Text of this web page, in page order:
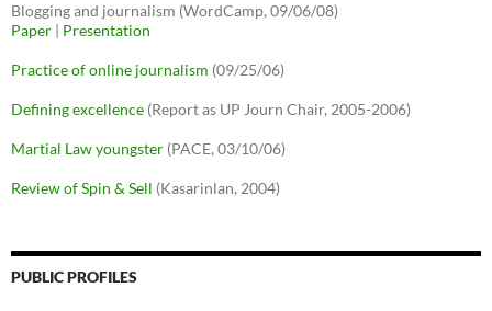
Blogging and journalism (WordCamp, 09/06/08)
Paper | Presentation
Practice of online journalism (09/25/06)
Defining excellence (Report as UP Journ Chair, 2005-2006)
Martial Law youngster (PACE, 03/10/06)
Review of Spin & Sell (Kasarinlan, 2004)
PUBLIC PROFILES